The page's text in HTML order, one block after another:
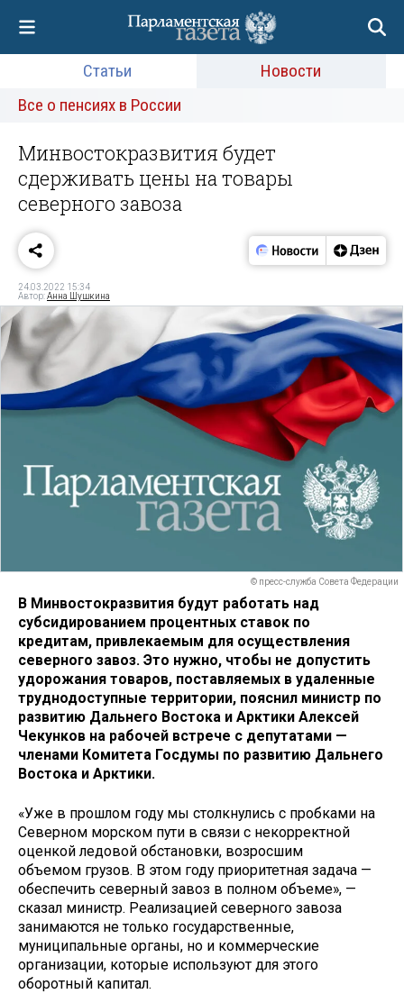
Статьи
Новости
Все о пенсиях в России
Минвостокразвития будет
сдерживать цены на товары
северного завоза
24.03.2022 15:34
Автор:Анна Шушкина
© пресс-служба Совета Федерации
В Минвостокразвития будут работать над
субсидированием процентных ставок по
кредитам, привлекаемым для осуществления
северного завоз. Это нужно, чтобы не допустить
удорожания товаров, поставляемых в удаленные
труднодоступные территории, пояснил министр по
развитию Дальнего Востока и Арктики Алексей
Чекунков на рабочей встрече с депутатами —
членами Комитета Госдумы по развитию Дальнего
Востока и Арктики.
«Уже в прошлом году мы столкнулись с пробками на
Северном морском пути в связи с некорректной
оценкой ледовой обстановки, возросшим
объемом грузов. В этом году приоритетная задача —
обеспечить северный завоз в полном объеме», —
сказал министр. Реализацией северного завоза
занимаются не только государственные,
муниципальные органы, но и коммерческие
организации, которые используют для этого
оборотный капитал.